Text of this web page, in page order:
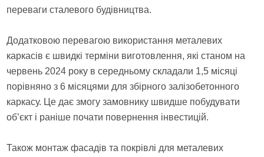
переваги сталевого будівництва.
Додатковою перевагою використання металевих
каркасів є швидкі терміни виготовлення, які станом на
червень 2024 року в середньому складали 1,5 місяці
порівняно з 6 місяцями для збірного залізобетонного
каркасу. Це дає змогу замовнику швидше побудувати
об’єкт і раніше почати повернення інвестицій.
Також монтаж фасадів та покрівлі для металевих